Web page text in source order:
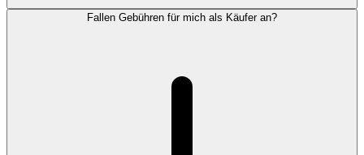
Fallen Gebühren für mich als Käufer an?